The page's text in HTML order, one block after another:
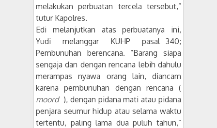
melakukan perbuatan tercela tersebut,”
tutur Kapolres.
Edi melanjutkan atas perbuatanya ini,
Yudi
melanggar KUHP
pasal 340;
Pembunuhan berencana. “Barang siapa
sengaja dan dengan rencana lebih dahulu
merampas nyawa orang lain, diancam
karena pembunuhan dengan rencana (
moord ), dengan pidana mati atau pidana
penjara seumur hidup atau selama waktu
tertentu, paling lama dua puluh tahun,”